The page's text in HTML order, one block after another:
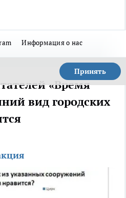
Информация о нас
Принять
«Время
вид городских